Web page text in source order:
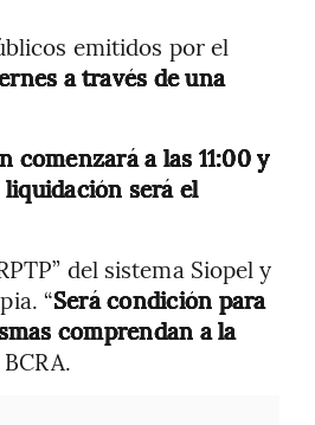
emitidos por el
a través de una
comenzará a las 11:00 y
liquidación será el
del sistema Siopel y
“Será condición para
comprendan a la